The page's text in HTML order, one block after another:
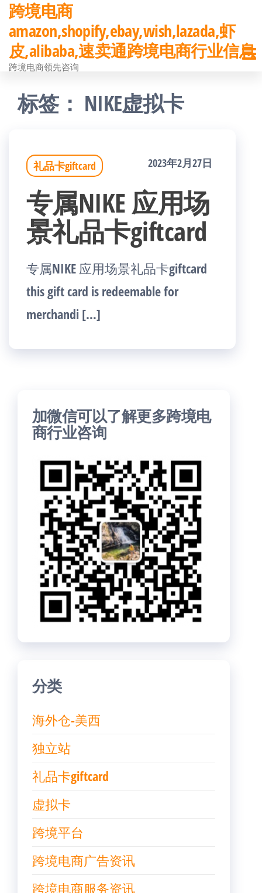
前
往
内
跨境电商
amazon,shopify,ebay,wish,lazada,虾
皮,alibaba,速卖通跨境电商行业信息
跨境电商领先咨询
标签： NIKE虚拟卡
礼品卡giftcard 2023年2月27日
专属NIKE 应用场
景礼品卡giftcard
专属NIKE 应用场景礼品卡giftcard
this gift card is redeemable for
merchandi […]
加微信可以了解更多跨境电
商行业咨询
分类
海外仓-美西
独立站
礼品卡giftcard
虚拟卡
跨境平台
跨境电商广告资讯
跨境电商服务资讯